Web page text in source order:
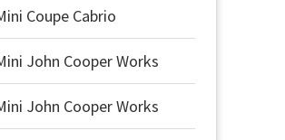
Coupe Cabrio
John Cooper Works
John Cooper Works